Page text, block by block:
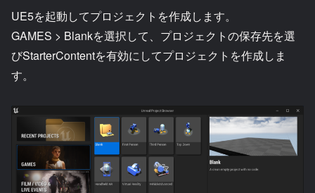
UE5を起動してプロジェクトを作成します。
GAMES > Blankを選択して、プロジェクトの保存先を選
びStarterContentを有効にしてプロジェクトを作成しま
す。